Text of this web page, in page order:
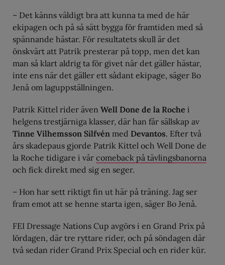
– Det känns väldigt bra att kunna ta med de här
ekipagen och på så sätt bygga för framtiden med så
spännande hästar. För resultatets skull är det
önskvärt att Patrik presterar på topp, men det kan
man så klart aldrig ta för givet när det gäller hästar,
inte ens när det gäller ett sådant ekipage, säger Bo
Jenå om laguppställningen.
Patrik Kittel rider även Well Done de la Roche i
helgens trestjärniga klasser, där han får sällskap av
Tinne Vilhemsson Silfvén med Devantos. Efter två
års skadepaus gjorde Patrik Kittel och Well Done de
la Roche tidigare i vår comeback på tävlingsbanorna
och fick direkt med sig en seger.
– Hon har sett riktigt fin ut här på träning. Jag ser
fram emot att se henne starta igen, säger Bo Jenå.
FEI Dressage Nations Cup avgörs i en Grand Prix på
lördagen, där tre ryttare rider, och på söndagen där
två sedan rider Grand Prix Special och en rider kür.